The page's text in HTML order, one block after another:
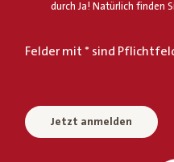
durch Ja! Natürlich finden
Felder mit * sind
Jetzt anmelden